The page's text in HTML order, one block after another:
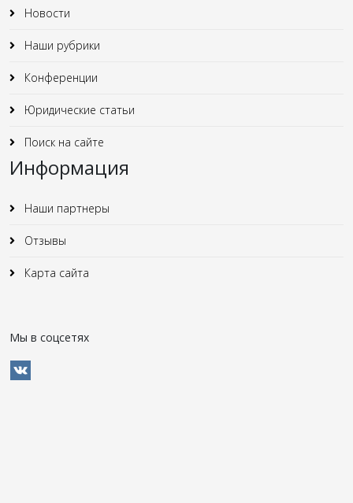
Новости
Наши рубрики
Конференции
Юридические статьи
Поиск на сайте
Информация
Наши партнеры
Отзывы
Карта сайта
Мы в соцсетях